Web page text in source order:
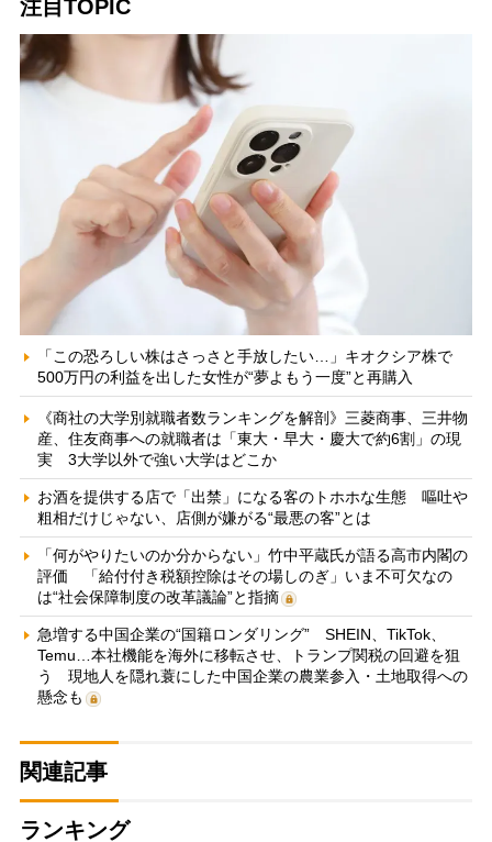
注目TOPIC
「この恐ろしい株はさっさと手放したい…」キオクシア株で
500万円の利益を出した女性が“夢よもう一度”と再購入
《商社の大学別就職者数ランキングを解剖》三菱商事、三井物
産、住友商事への就職者は「東大・早大・慶大で約6割」の現
実 3大学以外で強い大学はどこか
お酒を提供する店で「出禁」になる客のトホホな生態 嘔吐や
粗相だけじゃない、店側が嫌がる“最悪の客”とは
「何がやりたいのか分からない」竹中平蔵氏が語る高市内閣の
評価 「給付付き税額控除はその場しのぎ」いま不可欠なの
は“社会保障制度の改革議論”と指摘
急増する中国企業の“国籍ロンダリング” SHEIN、TikTok、
Temu…本社機能を海外に移転させ、トランプ関税の回避を狙
う 現地人を隠れ蓑にした中国企業の農業参入・土地取得への
懸念も
関連記事
ランキング